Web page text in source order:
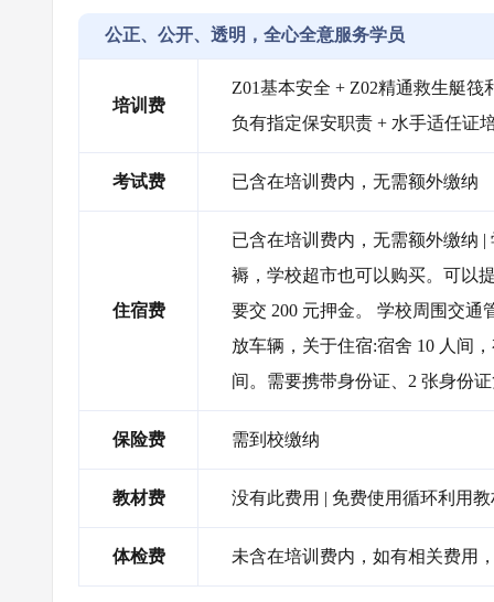
公正、公开、透明，全心全意服务学员
培训费
Z01基本安全 + Z02精通救生艇筏
负有指定保安职责 + 水手适任证
考试费 已含在培训费内，无需额外缴纳
住宿费
已含在培训费内，无需额外缴纳
褥，学校超市也可以购买。可以
要交 200 元押金。 学校周围交
放车辆，关于住宿:宿舍 10 人间
间。需要携带身份证、2 张身份
保险费 需到校缴纳
教材费 没有此费用 | 免费使用循环利用
体检费 未含在培训费内，如有相关费用